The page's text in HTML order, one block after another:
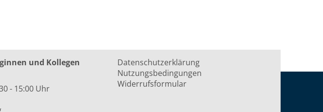
und Kollegen
- 15:00 Uhr
Datenschutzerklärung
Nutzungsbedingungen
Widerrufsformular